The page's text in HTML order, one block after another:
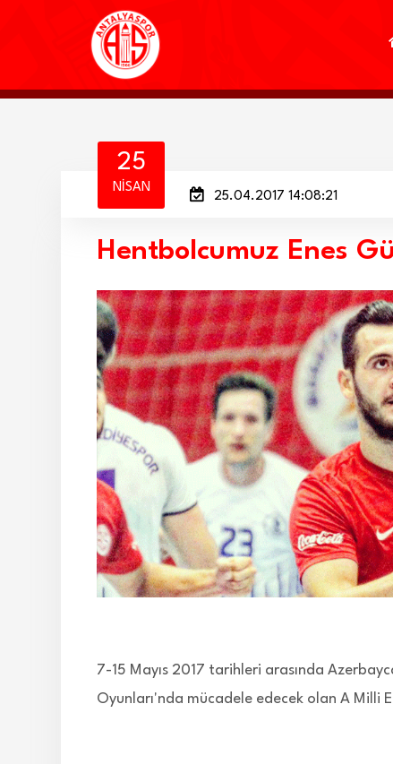
25
NISAN
25.04.2017 14:08:21
Hentbolcumuz Enes
7-15 Mayıs 2017 tarihleri arasında
Oyunları'nda mücadele edecek olan A Milli